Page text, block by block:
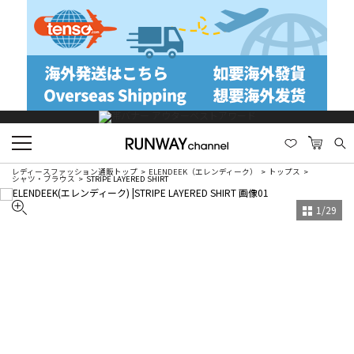
レディースファッション通販トップ ELENDEEK（エレンディーク） トップス
シャツ・ブラウス STRIPE LAYERED SHIRT
1 /29